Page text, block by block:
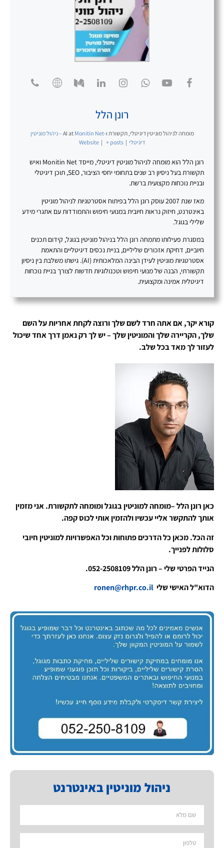
רונן הלל
מומחה לניהול מוניטין דיגיטלי, תקשורת ו-AI at
Monitin Net – ניהול מוניטין
דיגיטלי |
Website | + posts
רונן הלל הוא מומחה לניהול מוניטין דיגיטלי, מייסד Monitin Net ואיש
תקשורת בעל ניסיון רב שנים בתחומי יחסי הציבור, SEO, תוכן דיגיטלי
ובניית נוכחות מקצועית ברשת.
מאז שנת 2007 עוסק רונן הלל בפיתוח אסטרטגיות לניהול מוניטין
באינטרנט, חיזוק נראות חיובית במנועי חיפוש והתמודדות עם אתגרי מידע
שלילי בגוגל.
במסגרת פעילותו מתמחה רונן הלל בניהול מוניטין בגוגל, קידום תכנים
חיוביים, דחיקת אזכורים שליליים, בניית נכסים דיגיטליים והתאמת
אסטרטגיות מוניטין לעידן הבינה המלאכותית (AI). גישתו משלבת בין ניסיון
תקשורתי, הבנה של מנועי חיפוש וטכנולוגיות חדשות לצורך בניית נוכחות
דיגיטלית אמינה ומקצועית.
קורא יקר, אם אתה חרד לשם שלך ורוצה לקחת אחריות על השם
שלך, הקריירה שלך והמוניטין שלך – יש לך רק נאמן דרך אחד שיכול
לעזור לך מאד בכל שלב.
כאן רונן הלל –מומחה למוניטין בגוגל ומומחה לתקשורת. אני מזמין
אותך להתקשר אליי עכשיו ולהזמין אותי לכוס קפה.
זה הכל. מכאן כל הדרכים פתוחות וכל האפשרויות למוניטין חיובי
סלולות לפנייך.
הנייד הפרטי שלי – רונן הלל 052-2508109.
הדוא"ל האישי שלי
ניהול מוניטין באינטרנט